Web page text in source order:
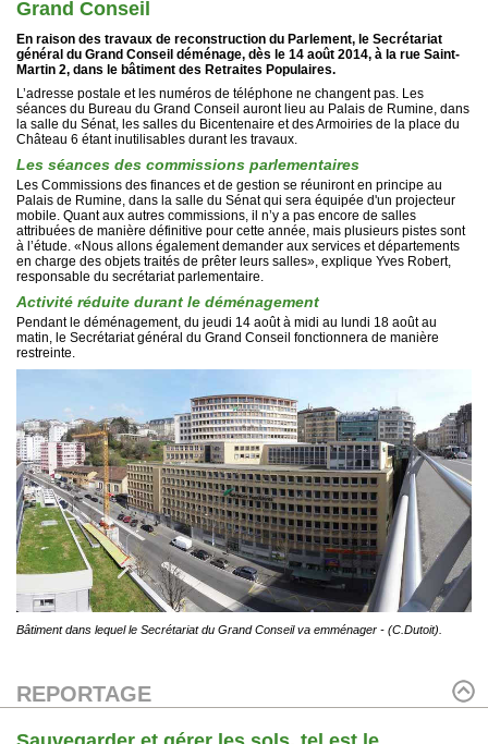
Grand Conseil
En raison des travaux de reconstruction du Parlement, le Secrétariat
général du Grand Conseil déménage, dès le 14 août 2014, à la rue Saint-
Martin 2, dans le bâtiment des Retraites Populaires.
L’adresse postale et les numéros de téléphone ne changent pas. Les
séances du Bureau du Grand Conseil auront lieu au Palais de Rumine, dans
la salle du Sénat, les salles du Bicentenaire et des Armoiries de la place du
Château 6 étant inutilisables durant les travaux.
Les séances des commissions parlementaires
Les Commissions des finances et de gestion se réuniront en principe au
Palais de Rumine, dans la salle du Sénat qui sera équipée d'un projecteur
mobile. Quant aux autres commissions, il n’y a pas encore de salles
attribuées de manière définitive pour cette année, mais plusieurs pistes sont
à l’étude. «Nous allons également demander aux services et départements
en charge des objets traités de prêter leurs salles», explique Yves Robert,
responsable du secrétariat parlementaire.
Activité réduite durant le déménagement
Pendant le déménagement, du jeudi 14 août à midi au lundi 18 août au
matin, le Secrétariat général du Grand Conseil fonctionnera de manière
restreinte.
Bâtiment dans lequel le Secrétariat du Grand Conseil va emménager - (C.Dutoit).
REPORTAGE